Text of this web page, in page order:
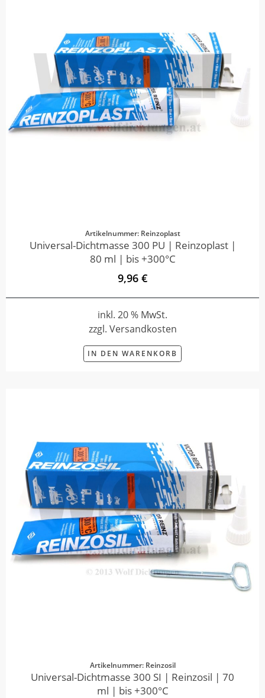
Artikelnummer: Reinzoplast
Universal-Dichtmasse 300 PU | Reinzoplast |
80 ml | bis +300°C
9,96 €
inkl. 20 % MwSt.
zzgl. Versandkosten
IN DEN WARENKORB
Artikelnummer: Reinzosil
Universal-Dichtmasse 300 SI | Reinzosil | 70
ml | bis +300°C